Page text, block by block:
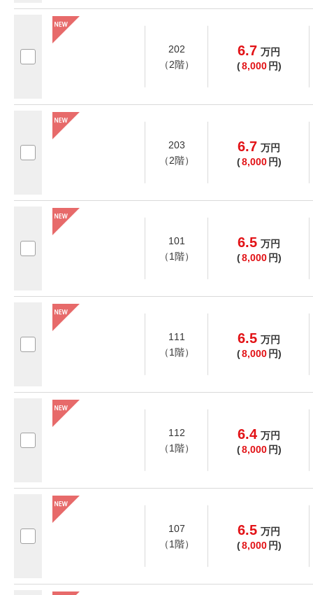
202
（2階）
6.7 万円
(8,000 円)
203
（2階）
6.7 万円
(8,000 円)
101
（1階）
6.5 万円
(8,000 円)
111
（1階）
6.5 万円
(8,000 円)
112
（1階）
6.4 万円
(8,000 円)
107
（1階）
6.5 万円
(8,000 円)